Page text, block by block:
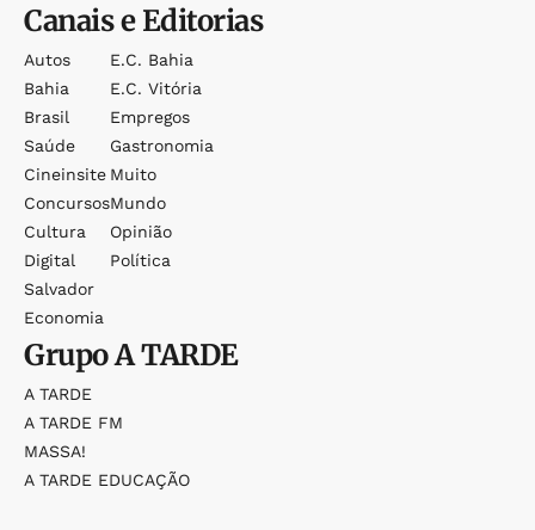
Canais e Editorias
Autos
Bahia
Brasil
Saúde
Cineinsite
Concursos
Cultura
Digital
Salvador
Economia
E.c. Bahia
E.c. Vitória
Empregos
Gastronomia
Muito
Mundo
Opinião
Política
GrupoA TARDE
A TARDE
A TARDE FM
MASSA!
A TARDE EDUCAÇÃO